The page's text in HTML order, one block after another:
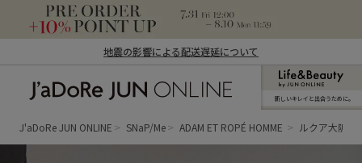
地震の影響による配送遅延について
ン オンライン）
新しいキレイと出合うために。
J'aDoRe JUN ONLINE SNaP/Me ADAM ET ROPÉ HOMME ルクア大阪